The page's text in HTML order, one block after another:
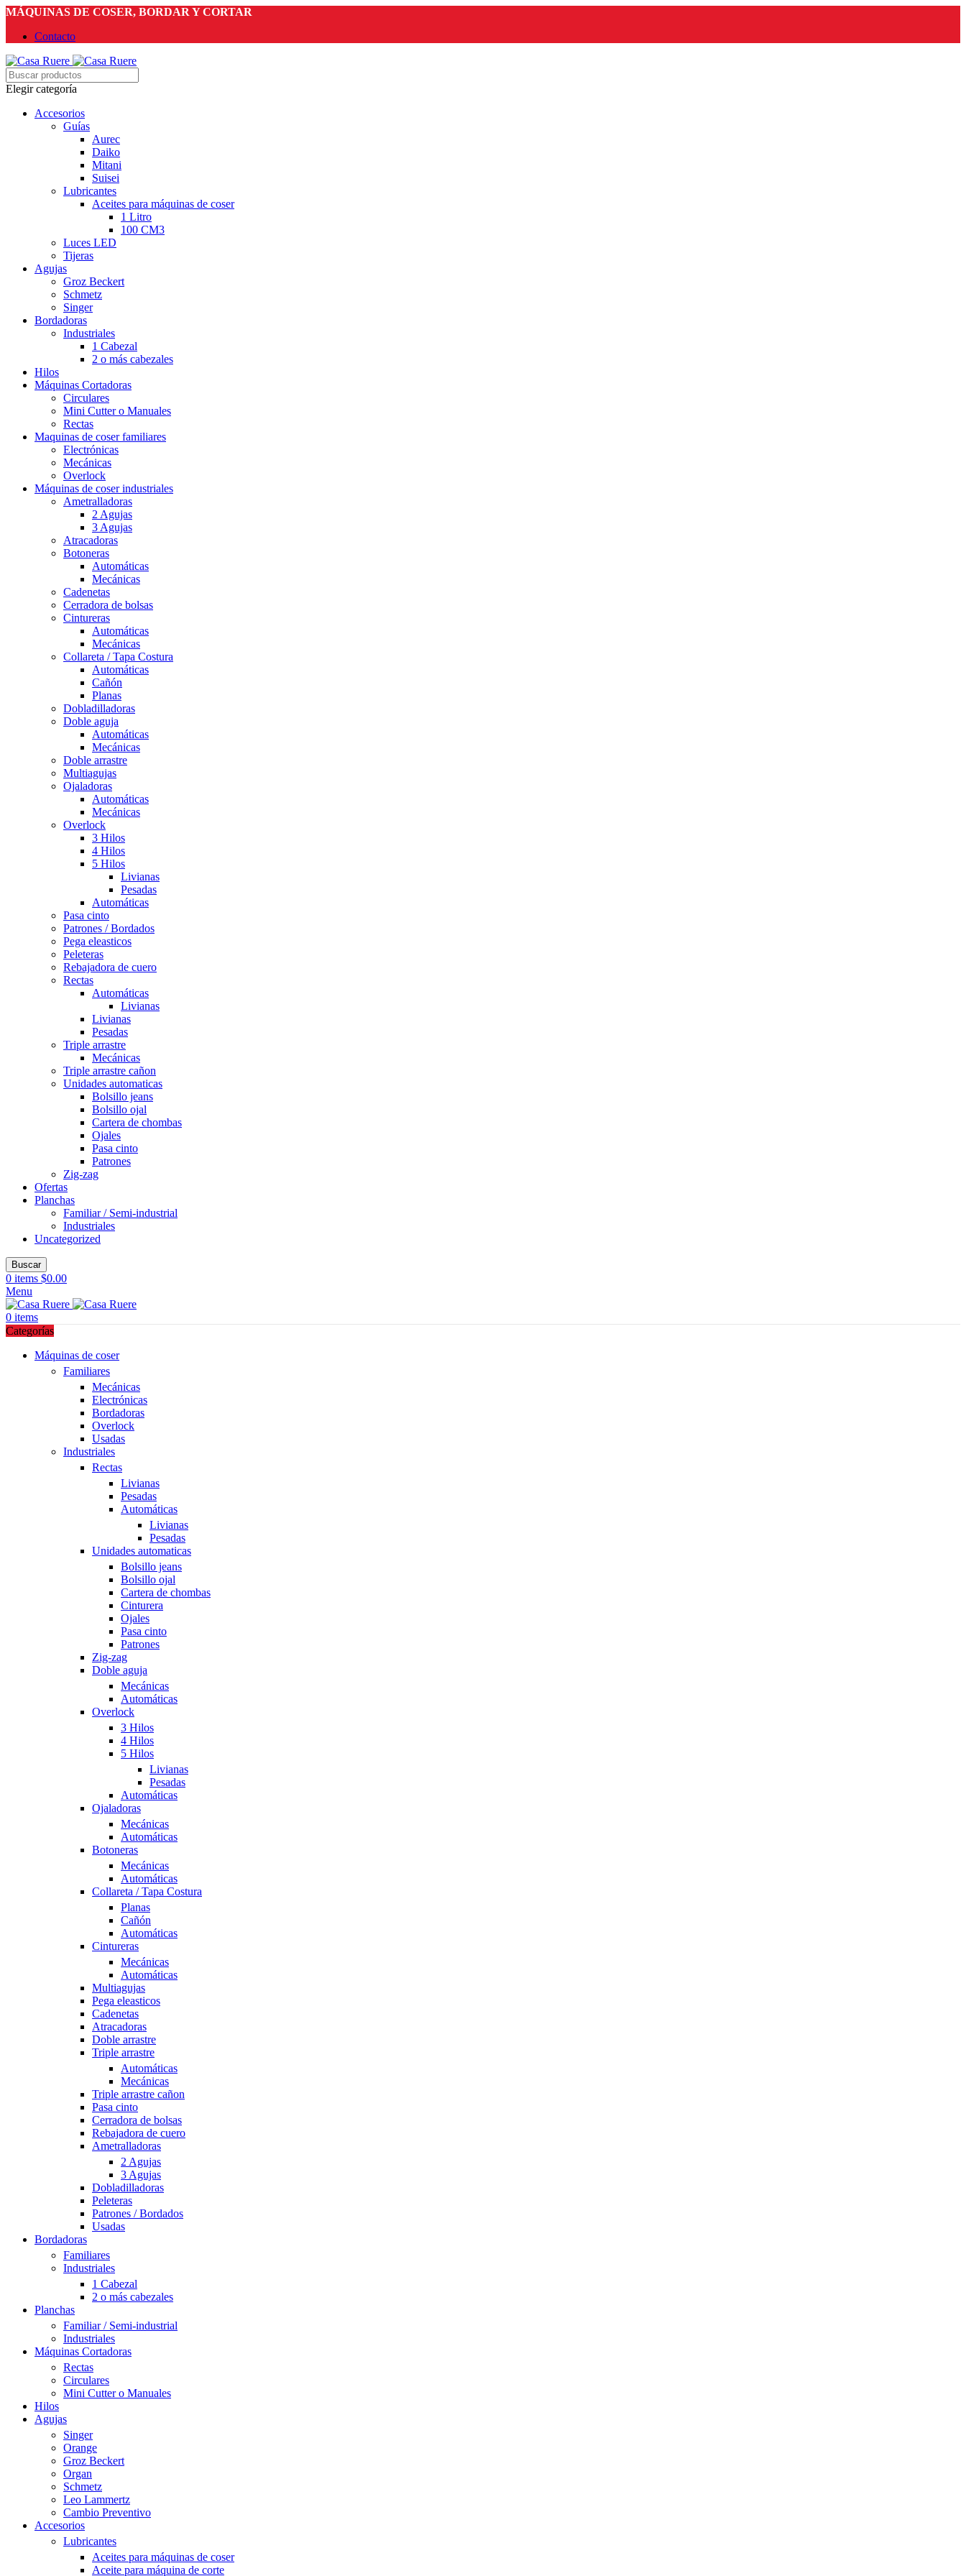
MÁQUINAS DE COSER, BORDAR Y CORTAR
Contacto
Elegir categoría
Accesorios
Guías
Aurec
Daiko
Mitani
Suisei
Lubricantes
Aceites para máquinas de coser
1 Litro
100 CM3
Luces LED
Tijeras
Agujas
Groz Beckert
Schmetz
Singer
Bordadoras
Industriales
1 Cabezal
2 o más cabezales
Hilos
Máquinas Cortadoras
Circulares
Mini Cutter o Manuales
Rectas
Maquinas de coser familiares
Electrónicas
Mecánicas
Overlock
Máquinas de coser industriales
Ametralladoras
2 Agujas
3 Agujas
Atracadoras
Botoneras
Automáticas
Mecánicas
Cadenetas
Cerradora de bolsas
Cintureras
Automáticas
Mecánicas
Collareta / Tapa Costura
Automáticas
Cañón
Planas
Dobladilladoras
Doble aguja
Automáticas
Mecánicas
Doble arrastre
Multiagujas
Ojaladoras
Automáticas
Mecánicas
Overlock
3 Hilos
4 Hilos
5 Hilos
Livianas
Pesadas
Automáticas
Pasa cinto
Patrones / Bordados
Pega eleasticos
Peleteras
Rebajadora de cuero
Rectas
Automáticas
Livianas
Livianas
Pesadas
Triple arrastre
Mecánicas
Triple arrastre cañon
Unidades automaticas
Bolsillo jeans
Bolsillo ojal
Cartera de chombas
Ojales
Pasa cinto
Patrones
Zig-zag
Ofertas
Planchas
Familiar / Semi-industrial
Industriales
Uncategorized
Buscar
0 items $0.00
Menu
0 items
Categorías
Máquinas de coser
Familiares
Mecánicas
Electrónicas
Bordadoras
Overlock
Usadas
Industriales
Rectas
Livianas
Pesadas
Automáticas
Livianas
Pesadas
Unidades automaticas
Bolsillo jeans
Bolsillo ojal
Cartera de chombas
Cinturera
Ojales
Pasa cinto
Patrones
Zig-zag
Doble aguja
Mecánicas
Automáticas
Overlock
3 Hilos
4 Hilos
5 Hilos
Livianas
Pesadas
Automáticas
Ojaladoras
Mecánicas
Automáticas
Botoneras
Mecánicas
Automáticas
Collareta / Tapa Costura
Planas
Cañón
Automáticas
Cintureras
Mecánicas
Automáticas
Multiagujas
Pega eleasticos
Cadenetas
Atracadoras
Doble arrastre
Triple arrastre
Automáticas
Mecánicas
Triple arrastre cañon
Pasa cinto
Cerradora de bolsas
Rebajadora de cuero
Ametralladoras
2 Agujas
3 Agujas
Dobladilladoras
Peleteras
Patrones / Bordados
Usadas
Bordadoras
Familiares
Industriales
1 Cabezal
2 o más cabezales
Planchas
Familiar / Semi-industrial
Industriales
Máquinas Cortadoras
Rectas
Circulares
Mini Cutter o Manuales
Hilos
Agujas
Singer
Orange
Groz Beckert
Organ
Schmetz
Leo Lammertz
Cambio Preventivo
Accesorios
Lubricantes
Aceites para máquinas de coser
Aceite para máquina de corte